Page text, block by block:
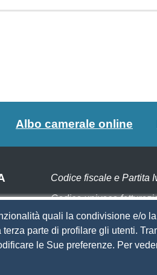
Albo camerale online
Codice fiscale e Partita
Codice univoco
Pagare con PagoPA
quali la condivisione e/o
parte di profilare gli utenti.
le Sue preferenze. Per